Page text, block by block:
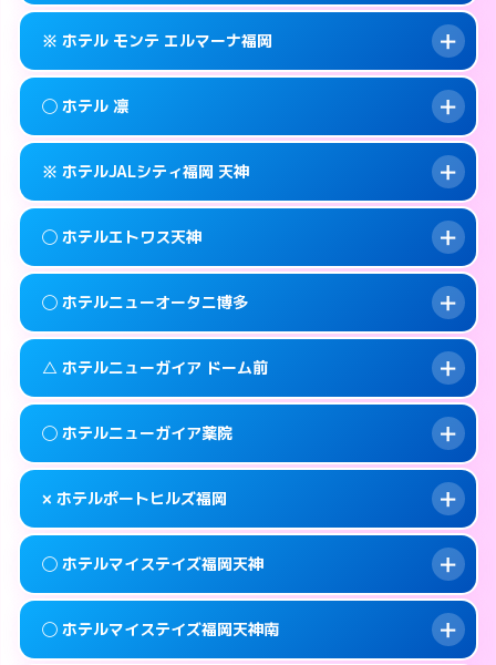
info このホテルの詳細ページを見る →
info このホテルの詳細ページを見る →
案内方法: 状況により派遣できません。
smartphone 092-406-1331
map 福岡市中央区西中洲12-18
info このホテルの詳細ページを見る →
案内方法:
smartphone 092-771-7717
map 福岡市中央区春吉3-14-27
info このホテルの詳細ページを見る →
※ ホテル モンテ エルマーナ福岡
案内方法:カードキーにつきホテルの入り口で
待ち合わせ。
info このホテルの詳細ページを見る →
◯ ホテル 凛
案内方法:
女性が直接お部屋まで伺います。
smartphone 092-718-8300
map 福岡市中央区春吉3-14-14
info このホテルの詳細ページを見る →
※ ホテルJALシティ福岡 天神
案内方法:
カードキーにつきホテルの入り口で
待ち合わせ。
info このホテルの詳細ページを見る →
◯ ホテルエトワス天神
案内方法:
女性が直接お部屋まで伺います。
smartphone 092-737-3233
map 福岡市中央区天神3-5-18
info このホテルの詳細ページを見る →
◯ ホテルニューオータニ博多
案内方法:
女性が直接お部屋まで伺います。
smartphone 092-714-1111
map 福岡市中央区渡辺通1-1-2
info このホテルの詳細ページを見る →
△ ホテルニューガイア ドーム前
案内方法: 状況により派遣できません。
smartphone 092-737-3901
map 福岡市中央区地行1-4-6
info このホテルの詳細ページを見る →
◯ ホテルニューガイア薬院
案内方法:
女性が直接お部屋まで伺います。
smartphone 092-534-4126
map 福岡市中央区大宮1-1-6
× ホテルポートヒルズ福岡
案内方法:
派遣できません。
smartphone 092-741-3535
◯ ホテルマイステイズ福岡天神
◯ ホテルマイステイズ福岡天神南